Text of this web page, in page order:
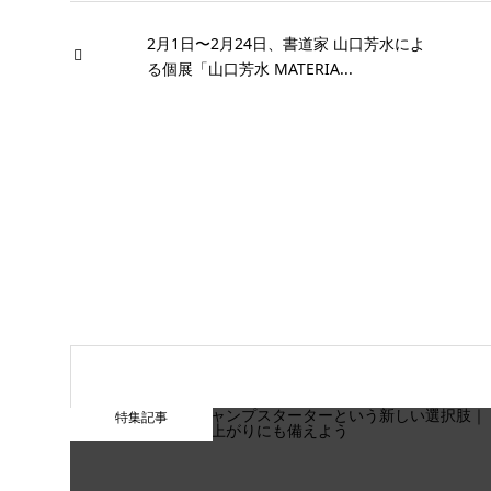
2月1日〜2月24日、書道家 山口芳水によ
る個展「山口芳水 MATERIA...
特集記事